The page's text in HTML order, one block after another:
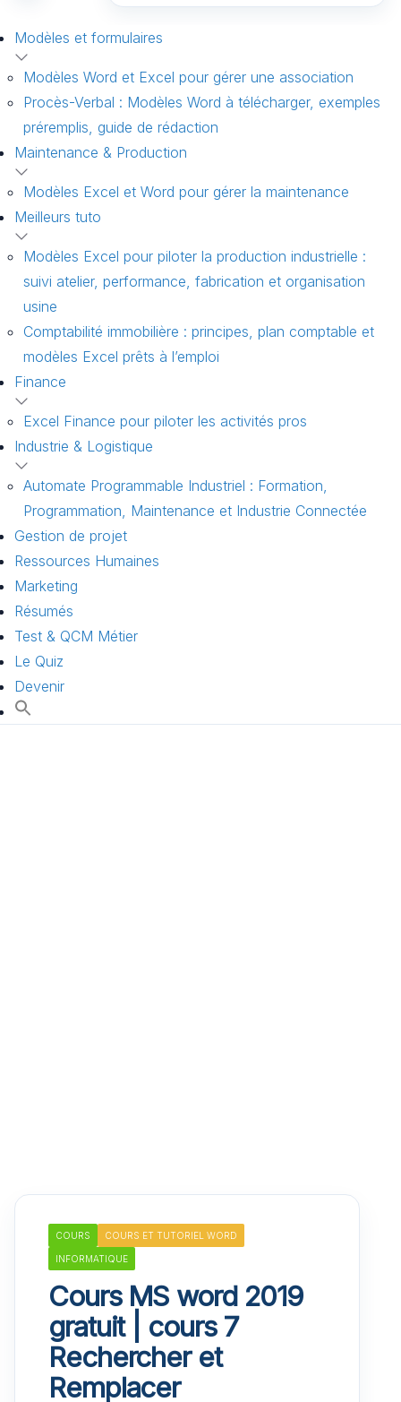
Modèles et formulaires
Modèles Word et Excel pour gérer une association
Procès-Verbal : Modèles Word à télécharger, exemples
préremplis, guide de rédaction
Maintenance & Production
Modèles Excel et Word pour gérer la maintenance
Meilleurs tuto
Modèles Excel pour piloter la production industrielle :
suivi atelier, performance, fabrication et organisation
usine
Comptabilité immobilière : principes, plan comptable et
modèles Excel prêts à l’emploi
Finance
Excel Finance pour piloter les activités pros
Industrie & Logistique
Automate Programmable Industriel : Formation,
Programmation, Maintenance et Industrie Connectée
Gestion de projet
Ressources Humaines
Marketing
Résumés
Test & QCM Métier
Le Quiz
Devenir
COURS COURS ET TUTORIEL WORD
INFORMATIQUE
Cours MS word 2019
gratuit | cours 7
Rechercher et
Remplacer